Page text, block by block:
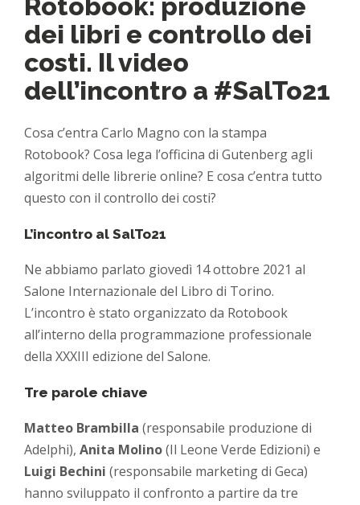
Rotobook: produzione
dei libri e controllo dei
costi. Il video
dell’incontro a #SalTo21
Cosa c’entra Carlo Magno con la stampa
Rotobook? Cosa lega l’officina di Gutenberg agli
algoritmi delle librerie online? E cosa c’entra tutto
questo con il controllo dei costi?
L’incontro al SalTo21
Ne abbiamo parlato giovedì 14 ottobre 2021 al
Salone Internazionale del Libro di Torino.
L’incontro è stato organizzato da Rotobook
all’interno della programmazione professionale
della XXXIII edizione del Salone.
Tre parole chiave
Matteo Brambilla (responsabile produzione di
Adelphi),Anita Molino(Il Leone Verde Edizioni) e
Luigi Bechini (responsabile marketing di Geca)
hanno sviluppato il confronto a partire da tre